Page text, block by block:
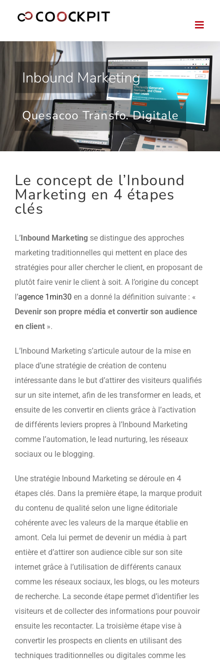
Inbound Marketing
Quesacoo Transfo. Digitale
Le concept de l’Inbound
Marketing en 4 étapes
clés
L’Inbound Marketingse distingue des approches
marketing traditionnelles qui mettent en place des
stratégies pour aller chercher le client, en proposant de
plutôt faire venir le client à soit. A l’origine du concept
l’agence 1min30 en a donné la définition suivante : «
Devenir son propre média et convertir son audience
en client».
L’Inbound Marketing s’articule autour de la mise en
place d’une stratégie de création de contenu
intéressante dans le but d’attirer des visiteurs qualifiés
sur un site internet, afin de les transformer en leads, et
ensuite de les convertir en clients grâce à l’activation
de différents leviers propres à l’Inbound Marketing
comme l’automation, le lead nurturing, les réseaux
sociaux ou le blogging.
Une stratégie Inbound Marketing se déroule en 4
étapes clés. Dans la première étape, la marque produit
du contenu de qualité selon une ligne éditoriale
cohérente avec les valeurs de la marque établie en
amont. Cela lui permet de devenir un média à part
entière et d’attirer son audience cible sur son site
internet grâce à l’utilisation de différents canaux
comme les réseaux sociaux, les blogs, ou les moteurs
de recherche. La seconde étape permet d’identifier les
visiteurs et de collecter des informations pour pouvoir
ensuite les recontacter. La troisième étape vise à
convertir les prospects en clients en utilisant des
techniques traditionnelles ou digitales comme les